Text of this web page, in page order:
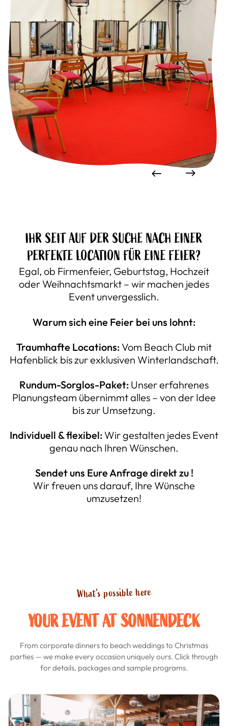
IHR SEIT AUF DER SUCHE NACH EINER
PERFEKTE LOCATION FÜR EINE FEIER?
Egal, ob Firmenfeier, Geburtstag, Hochzeit
oder Weihnachtsmarkt – wir machen jedes
Event unvergesslich.
Warum sich eine Feier bei uns lohnt:
Traumhafte Locations: Vom Beach Club mit
Hafenblick bis zur exklusiven Winterlandschaft.
Rundum-Sorglos-Paket: Unser erfahrenes
Planungsteam übernimmt alles – von der Idee
bis zur Umsetzung.
Individuell & flexibel: Wir gestalten jedes Event
genau nach Ihren Wünschen.
Sendet uns Eure Anfrage direkt zu !
Wir freuen uns darauf, Ihre Wünsche
umzusetzen!
What's possible here
YOUR EVENT AT SONNENDECK
From corporate dinners to beach weddings to Christmas
parties — we make every occasion uniquely ours. Click through
for details, packages and sample programs.